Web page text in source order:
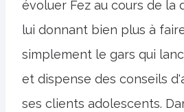
évoluer Fez au cours de la
lui donnant bien plus à
simplement le gars qui
et dispense des conseils
ses clients adolescents.